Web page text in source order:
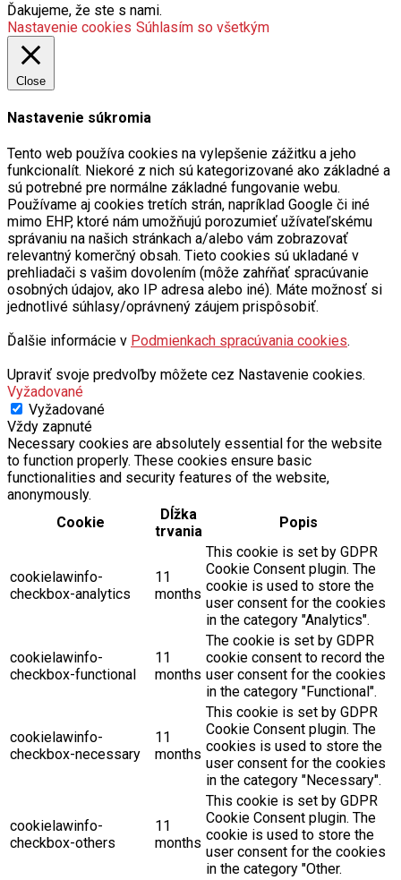
Ďakujeme, že ste s nami.
Nastavenie cookies Súhlasím so všetkým
Close
Nastavenie súkromia
Tento web používa cookies na vylepšenie zážitku a jeho
funkcionalít. Niekoré z nich sú kategorizované ako základné a
sú potrebné pre normálne základné fungovanie webu.
Používame aj cookies tretích strán, napríklad Google či iné
mimo EHP, ktoré nám umožňujú porozumieť užívateľskému
správaniu na našich stránkach a/alebo vám zobrazovať
relevantný komerčný obsah. Tieto cookies sú ukladané v
prehliadači s vašim dovolením (môže zahŕňať spracúvanie
osobných údajov, ako IP adresa alebo iné). Máte možnosť si
jednotlivé súhlasy/oprávnený záujem prispôsobiť.
Ďalšie informácie v Podmienkach spracúvania cookies.
Upraviť svoje predvoľby môžete cez Nastavenie cookies.
Vyžadované
Vyžadované
Vždy zapnuté
Necessary cookies are absolutely essential for the website
to function properly. These cookies ensure basic
functionalities and security features of the website,
anonymously.
Cookie
Dĺžka
trvania
Popis
cookielawinfo-
checkbox-analytics
11
months
This cookie is set by GDPR
Cookie Consent plugin. The
cookie is used to store the
user consent for the cookies
in the category "Analytics".
cookielawinfo-
checkbox-functional
11
months
The cookie is set by GDPR
cookie consent to record the
user consent for the cookies
in the category "Functional".
cookielawinfo-
checkbox-necessary
11
months
This cookie is set by GDPR
Cookie Consent plugin. The
cookies is used to store the
user consent for the cookies
in the category "Necessary".
cookielawinfo-
checkbox-others
11
months
This cookie is set by GDPR
Cookie Consent plugin. The
cookie is used to store the
user consent for the cookies
in the category "Other.